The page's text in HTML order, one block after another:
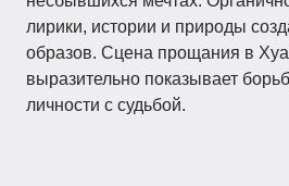
лирики, истории и природы
образов. Сцена прощания в
выразительно показывает
личности с судьбой.